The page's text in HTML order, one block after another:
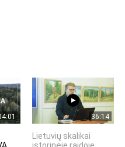
36:14
Lietuvių skalikai